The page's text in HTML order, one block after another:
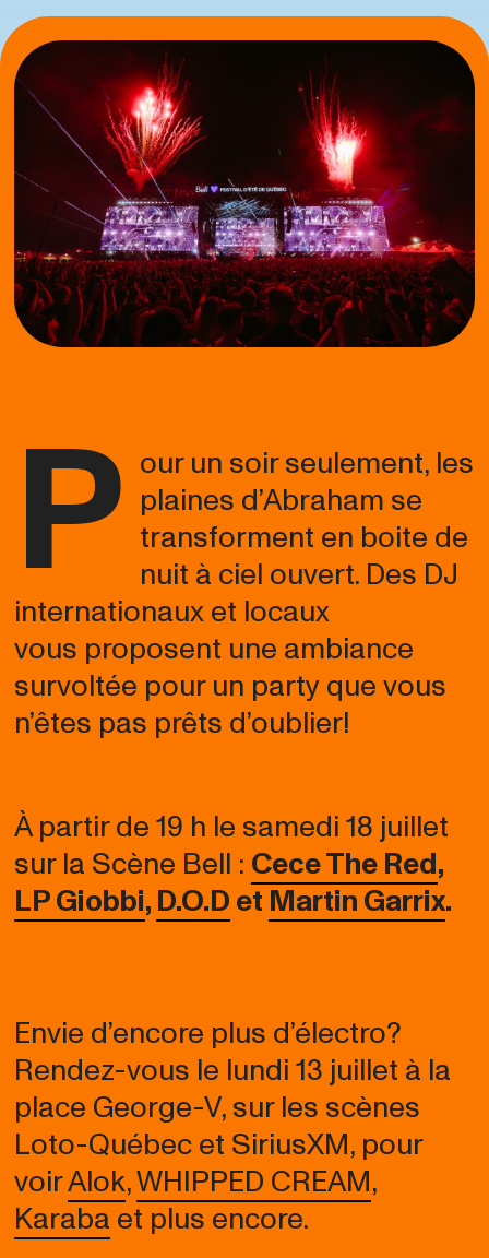
P our un soir seulement, les
plaines d’Abraham se
transforment en boite de
nuit à ciel ouvert. Des DJ
internationaux et locaux
vous proposent une ambiance
survoltée pour un party que vous
n’êtes pas prêts d’oublier!
À partir de 19 h le samedi 18 juillet
sur la Scène Bell : Cece The Red,
LP Giobbi,D.O.Det Martin Garrix.
Envie d’encore plus d’électro?
Rendez-vous le lundi 13 juillet à la
place George-V, sur les scènes
Loto-Québec et SiriusXM, pour
voirAlok,WHIPPED CREAM,
Karaba et plus encore.